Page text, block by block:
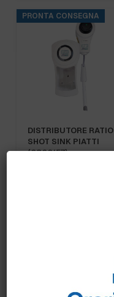
PRONTA CONSEGNA
DISTRIBUTORE RATIO
SHOT SINK PIATTI
(0860157)